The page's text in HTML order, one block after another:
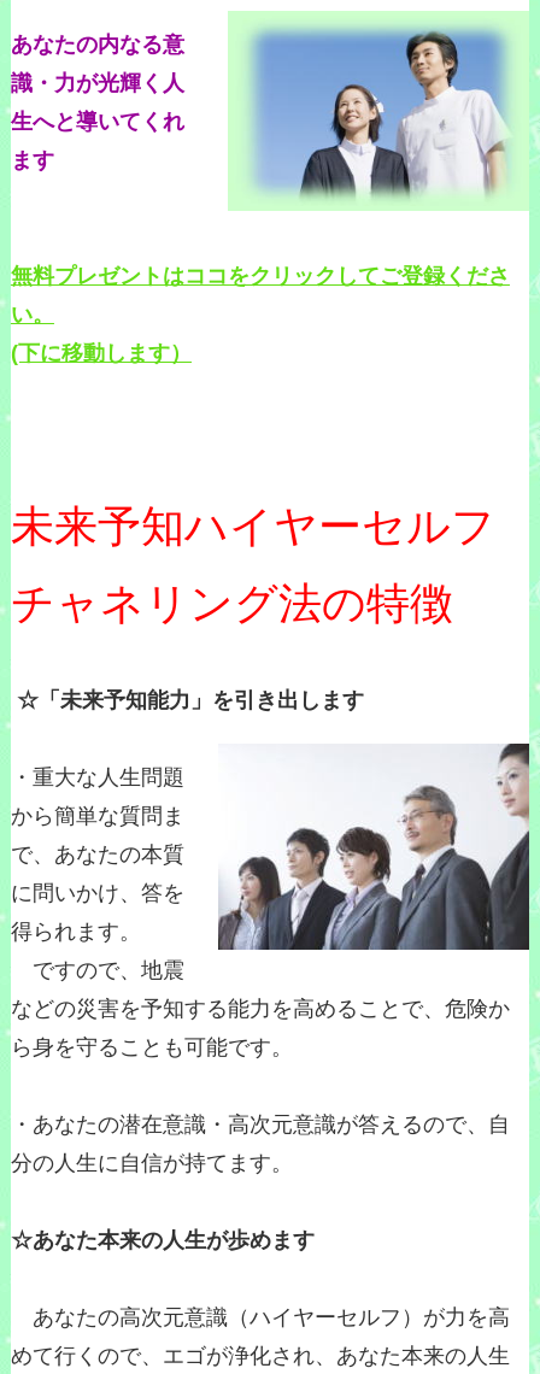
あなたの内なる意
識・力が光輝く人
生へと導いてくれ
ます
無料プレゼントはココをクリックしてご登録くださ
い。
(下に移動します）
未来予知ハイヤーセルフ
チャネリング法の特徴
☆「未来予知能力」を引き出します
・重大な人生問題
から簡単な質問ま
で、あなたの本質
に問いかけ、答を
得られます。
ですので、地震
などの災害を予知する能力を高めることで、危険か
ら身を守ることも可能です。
・あなたの潜在意識・高次元意識が答えるので、自
分の人生に自信が持てます。
☆あなた本来の人生が歩めます
あなたの高次元意識（ハイヤーセルフ）が力を高
めて行くので、エゴが浄化され、あなた本来の人生